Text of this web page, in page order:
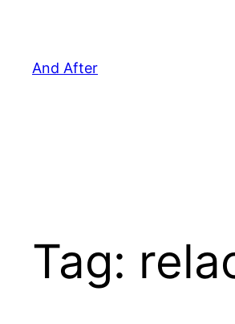
And After
Tag: